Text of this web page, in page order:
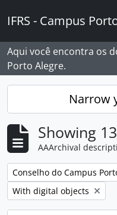
IFRS - Campus
Aqui você encontra os
Porto Alegre.
Narrow
Showing
AAArchival
Remove filter:
Conselho do Campus
Remove filter:
With digital objects